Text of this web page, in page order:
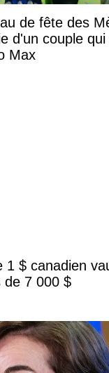
de fête des
d'un couple
Max
1 $ canadien
de 7 000 $